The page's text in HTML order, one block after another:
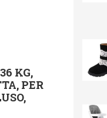
KG,
PER